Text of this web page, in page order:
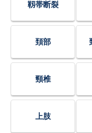
靱帯断裂
頚部
頸椎
上肢